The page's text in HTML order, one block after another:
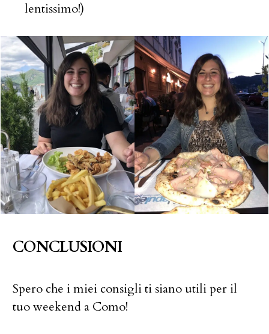
lentissimo!)
CONCLUSIONI
Spero che i miei consigli ti siano utili per il
tuo weekend a Como!